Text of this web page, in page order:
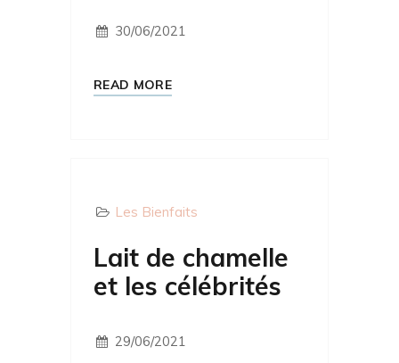
30/06/2021
READ MORE
Les Bienfaits
Lait de chamelle
et les célébrités
29/06/2021